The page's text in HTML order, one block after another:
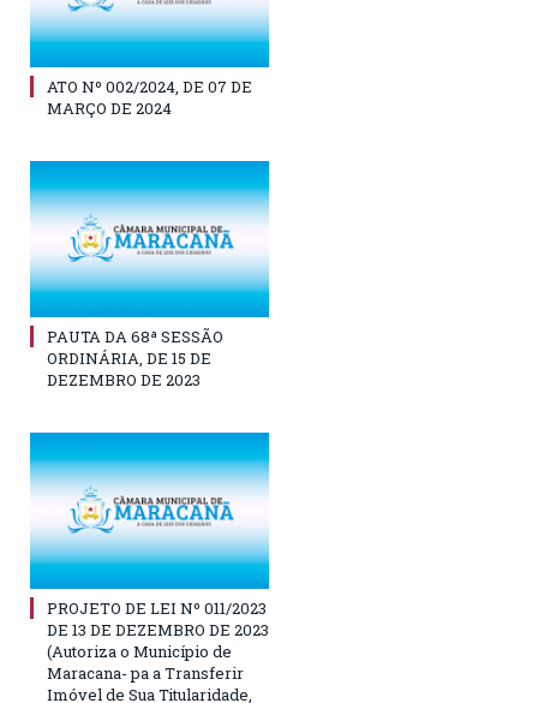
ATO Nº 002/2024, DE 07 DE
MARÇO DE 2024
PAUTA DA 68ª SESSÃO
ORDINÁRIA, DE 15 DE
DEZEMBRO DE 2023
PROJETO DE LEI Nº 011/2023
DE 13 DE DEZEMBRO DE 2023
(Autoriza o Município de
Maracana- pa a Transferir
Imóvel de Sua Titularidade,